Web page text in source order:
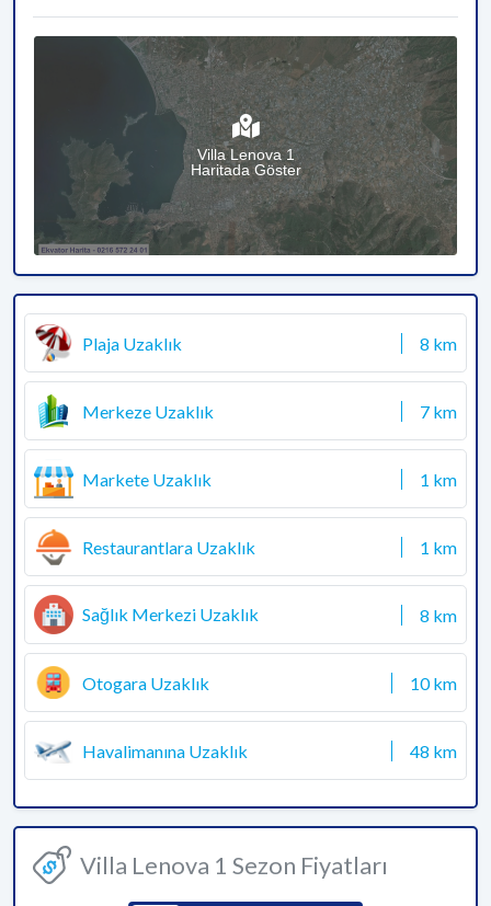
Villa Lenova 1
Haritada Göster
Plaja Uzaklık 8 km
Merkeze Uzaklık 7 km
Markete Uzaklık 1 km
Restaurantlara Uzaklık 1 km
Sağlık Merkezi Uzaklık 8 km
Otogara Uzaklık 10 km
Havalimanına Uzaklık 48 km
Villa Lenova 1 Sezon Fiyatları